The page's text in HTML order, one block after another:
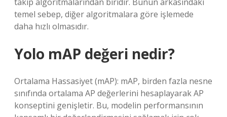
temel sebep, diğer algoritmalara göre işlemede
daha hızlı olmasıdır.
Yolo mAP değeri nedir?
Ortalama Hassasiyet (mAP): mAP, birden fazla nesne
sınıfında ortalama AP değerlerini hesaplayarak AP
konseptini genişletir. Bu, modelin performansının